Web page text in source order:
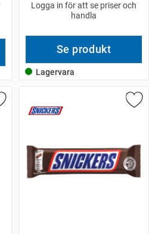
Logga in för att se priser och
handla
Se produkt
Lagervara